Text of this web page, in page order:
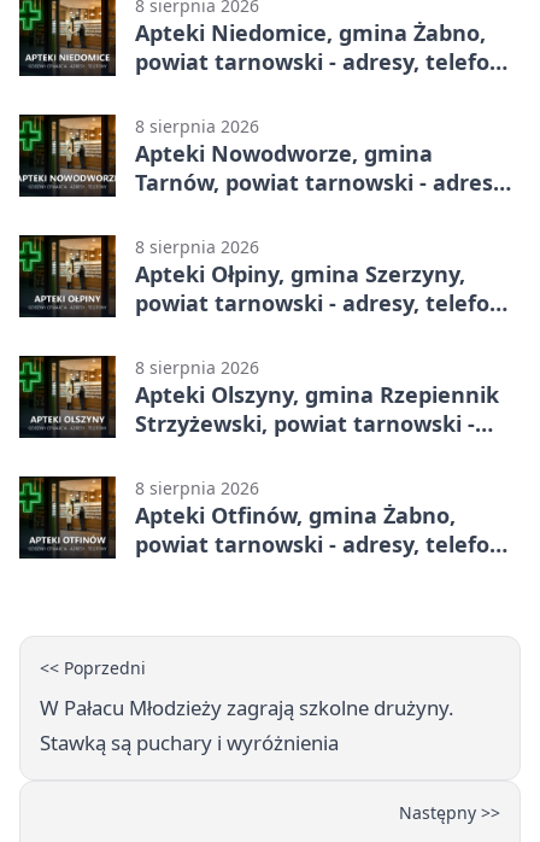
8 sierpnia 2026
Apteki Niedomice, gmina Żabno,
powiat tarnowski - adresy, telefony,
8 sierpnia 2026
Apteki Nowodworze, gmina
Tarnów, powiat tarnowski - adresy,
8 sierpnia 2026
Apteki Ołpiny, gmina Szerzyny,
powiat tarnowski - adresy, telefony,
8 sierpnia 2026
Apteki Olszyny, gmina Rzepiennik
Strzyżewski, powiat tarnowski -
8 sierpnia 2026
Apteki Otfinów, gmina Żabno,
powiat tarnowski - adresy, telefony,
<< Poprzedni
W Pałacu Młodzieży zagrają szkolne drużyny.
Stawką są puchary i wyróżnienia
Następny >>